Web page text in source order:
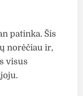
patinka. Šis
norėčiau ir,
visus